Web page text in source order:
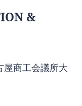
&
屋商工会議所大